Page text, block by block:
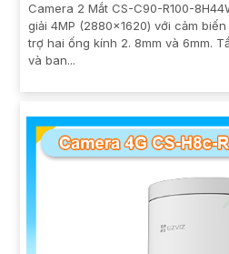
Camera 2 Mắt CS-C90-R100-
giải 4MP (2880x1620) với cảm
trợ hai ống kính 2. 8mm và 6mm.
và ban...